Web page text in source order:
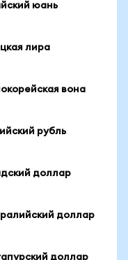
юань
лира
вона
рубль
доллар
доллар
доллар